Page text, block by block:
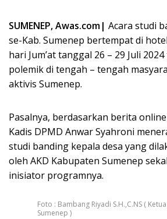
SUMENEP, Awas.com| Acara studi
se-Kab. Sumenep bertempat di
hari Jum’at tanggal 26 – 29 Juli
polemik di tengah – tengah
aktivis Sumenep.
Pasalnya, berdasarkan berita
Kadis DPMD Anwar Syahroni
studi banding kepala desa yang
oleh AKD Kabupaten Sumenep
inisiator programnya.
Foto : Bambang Riyadi S.H.,C.NS ( Ketua
Sumenep )